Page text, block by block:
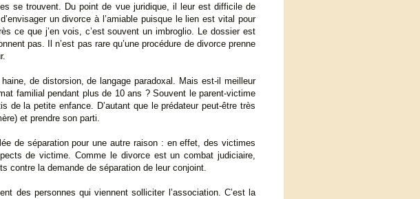
se trouvent. Du point de vue juridique, il leur est difficile de
un divorce à l’amiable puisque le lien est vital pour
ce que j’en vois, c’est souvent un imbroglio. Le dossier est
pas. Il n’est pas rare qu’une procédure de divorce prenne
de distorsion, de langage paradoxal. Mais est-il meilleur
familial pendant plus de 10 ans ? Souvent le parent-victime
la petite enfance. D’autant que le prédateur peut-être très
et prendre son parti.
de séparation pour une autre raison : en effet, des victimes
de victime. Comme le divorce est un combat judiciaire,
contre la demande de séparation de leur conjoint.
des personnes qui viennent solliciter l’association. C’est la